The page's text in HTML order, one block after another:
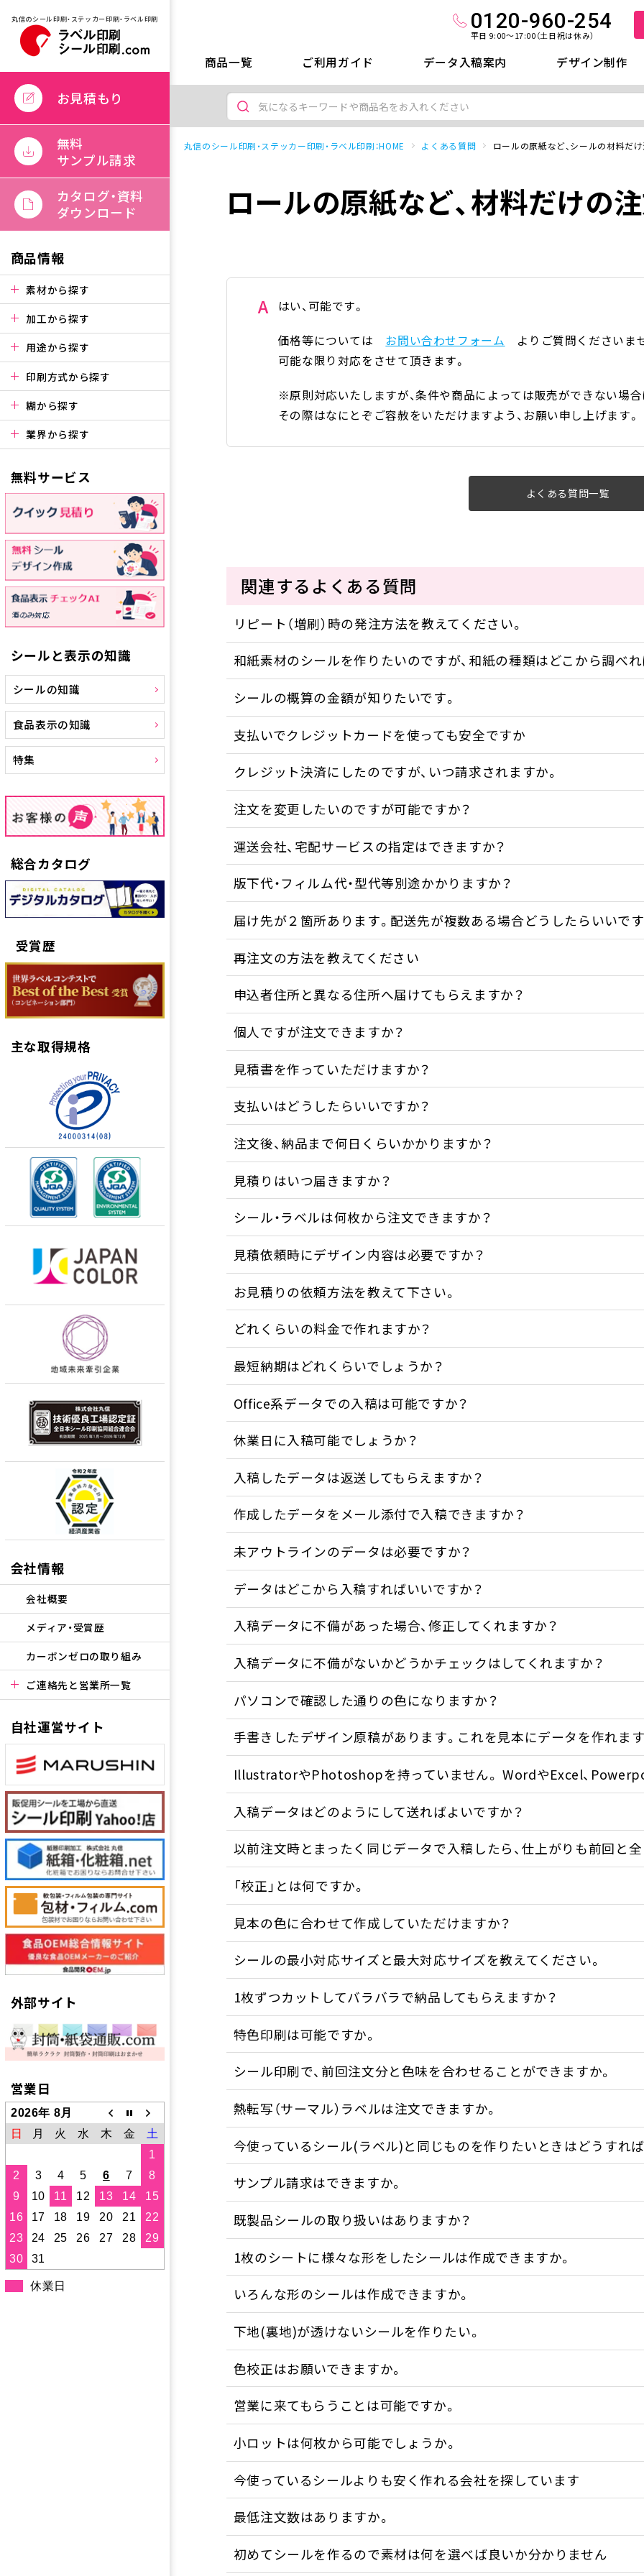
丸信のシール印刷・ステッカー印刷・ラベル印刷 0120-960-254
平日 9:00～17:00（土日祝は休み）
商品一覧 ご利用ガイド データ入稿案内 デザイン制作
お見積もり
無料
サンプル請求
カタログ・資料
ダウンロード
商品情報
素材から探す
加工から探す
用途から探す
印刷方式から探す
糊から探す
業界から探す
無料サービス
シールと表示の知識
シールの知識
食品表示の知識
特集
総合カタログ
受賞歴
主な取得規格
会社情報
会社概要
メディア・受賞歴
カーボンゼロの取り組み
ご連絡先と営業所一覧
自社運営サイト
外部サイト
営業日
2026年 8月
日
月 火 水 木 金
土
1
2
3 4 5 6 7
8
9
10 11 12 13 14
15
16
17 18 19 20 21
22
23
24 25 26 27 28
29
30
31
休業日
丸信のシール印刷・ステッカー印刷・ラベル印刷：HOME よくある質問 ロールの原紙など、シールの材料だ
ロールの原紙など、材料だけの
A はい、可能です。
価格等については お問い合わせフォーム よりご質問くださいませ
可能な限り対応をさせて頂きます。
※原則対応いたしますが、条件や商品によっては販売ができない場合
その際はなにとぞご容赦をいただけますよう、お願い申し上げます。
よくある質問一覧
関連するよくある質問
リピート（増刷）時の発注方法を教えてください。
和紙素材のシールを作りたいのですが、和紙の種類はどこから調べ
シールの概算の金額が知りたいです。
支払いでクレジットカードを使っても安全ですか
クレジット決済にしたのですが、いつ請求されますか。
注文を変更したいのですが可能ですか？
運送会社、宅配サービスの指定はできますか？
版下代・フィルム代・型代等別途かかりますか？
届け先が２箇所あります。配送先が複数ある場合どうしたらいいです
再注文の方法を教えてください
申込者住所と異なる住所へ届けてもらえますか？
個人ですが注文できますか？
見積書を作っていただけますか？
支払いはどうしたらいいですか？
注文後、納品まで何日くらいかかりますか？
見積りはいつ届きますか？
シール・ラベルは何枚から注文できますか？
見積依頼時にデザイン内容は必要ですか？
お見積りの依頼方法を教えて下さい。
どれくらいの料金で作れますか？
最短納期はどれくらいでしょうか？
Office系データでの入稿は可能ですか？
休業日に入稿可能でしょうか？
入稿したデータは返送してもらえますか？
作成したデータをメール添付で入稿できますか？
未アウトラインのデータは必要ですか？
データはどこから入稿すればいいですか？
入稿データに不備があった場合、修正してくれますか？
入稿データに不備がないかどうかチェックはしてくれますか？
パソコンで確認した通りの色になりますか？
手書きしたデザイン原稿があります。これを見本にデータを作れま
IllustratorやPhotoshopを持っていません。 WordやExcel、
入稿データはどのようにして送ればよいですか？
以前注文時とまったく同じデータで入稿したら、仕上がりも前回と
「校正」とは何ですか。
見本の色に合わせて作成していただけますか？
シールの最小対応サイズと最大対応サイズを教えてください。
1枚ずつカットしてバラバラで納品してもらえますか？
特色印刷は可能ですか。
シール印刷で、前回注文分と色味を合わせることができますか。
熱転写（サーマル）ラベルは注文できますか。
今使っているシール(ラベル)と同じものを作りたいときはどうすれ
サンプル請求はできますか。
既製品シールの取り扱いはありますか？
1枚のシートに様々な形をしたシールは作成できますか。
いろんな形のシールは作成できますか。
下地(裏地)が透けないシールを作りたい。
色校正はお願いできますか。
営業に来てもらうことは可能ですか。
小ロットは何枚から可能でしょうか。
今使っているシールよりも安く作れる会社を探しています
最低注文数はありますか。
初めてシールを作るので素材は何を選べば良いか分かりません